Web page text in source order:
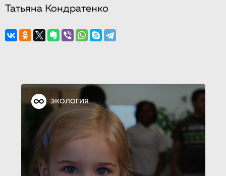
Татьяна Кондратенко
ЭКОЛОГИЯ